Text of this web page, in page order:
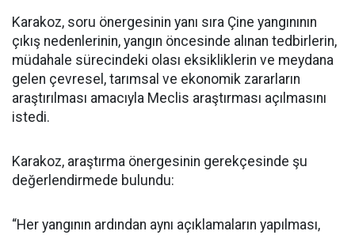
Karakoz, soru önergesinin yanı sıra Çine yangınının
çıkış nedenlerinin, yangın öncesinde alınan tedbirlerin,
müdahale sürecindeki olası eksikliklerin ve meydana
gelen çevresel, tarımsal ve ekonomik zararların
araştırılması amacıyla Meclis araştırması açılmasını
istedi.
Karakoz, araştırma önergesinin gerekçesinde şu
değerlendirmede bulundu:
“Her yangının ardından aynı açıklamaların yapılması,